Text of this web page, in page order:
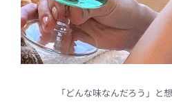
「どんな味なんだろう」と